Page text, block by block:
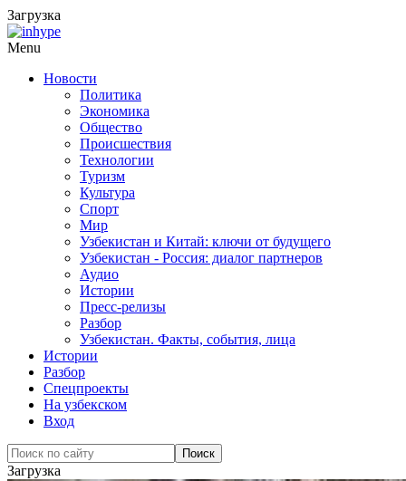
Загрузка
Menu
Новости
Политика
Экономика
Общество
Происшествия
Технологии
Туризм
Культура
Спорт
Мир
Узбекистан и Китай: ключи от будущего
Узбекистан - Россия: диалог партнеров
Аудио
Истории
Пресс-релизы
Разбор
Узбекистан. Факты, события, лица
Истории
Разбор
Спецпроекты
На узбекском
Вход
Загрузка